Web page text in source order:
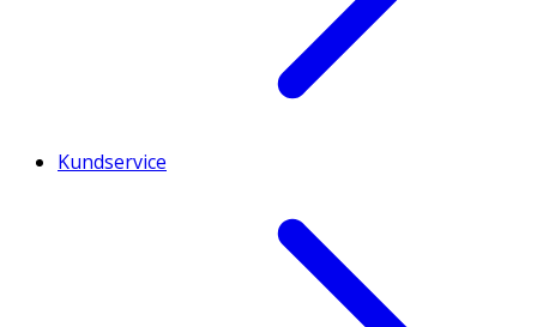
Kundservice